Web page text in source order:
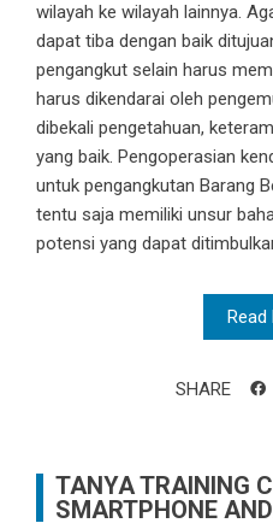
wilayah ke wilayah lainnya.
dapat tiba dengan baik
pengangkut selain harus
harus dikendarai oleh
dibekali pengetahuan,
yang baik. Pengoperasian
untuk pengangkutan Barang
tentu saja memiliki unsur
potensi yang dapat
SHARE
TANYA TRAINING
SMARTPHONE